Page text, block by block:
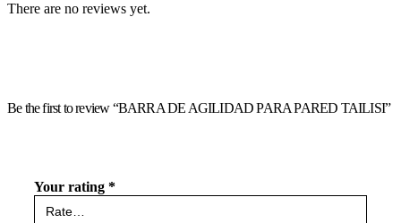
There are no reviews yet.
Be the first to review “BARRA DE AGILIDAD PARA PARED TAILISI”
Your rating *